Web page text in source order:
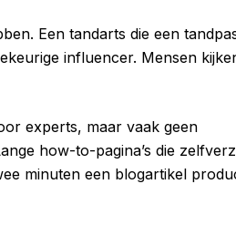
Een tandarts die een
influencer. Mensen
experts, maar vaak geen
how-to-pagina’s die
minuten een blogartikel